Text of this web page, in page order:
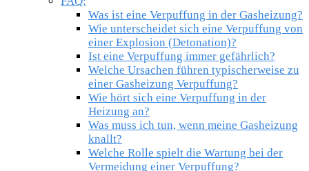
Was ist eine Verpuffung in der Gasheizung?
Wie unterscheidet sich eine Verpuffung von
einer Explosion (Detonation)?
Ist eine Verpuffung immer gefährlich?
Welche Ursachen führen typischerweise zu
einer Gasheizung Verpuffung?
Wie hört sich eine Verpuffung in der
Heizung an?
Was muss ich tun, wenn meine Gasheizung
knallt?
Welche Rolle spielt die Wartung bei der
Vermeidung einer Verpuffung?